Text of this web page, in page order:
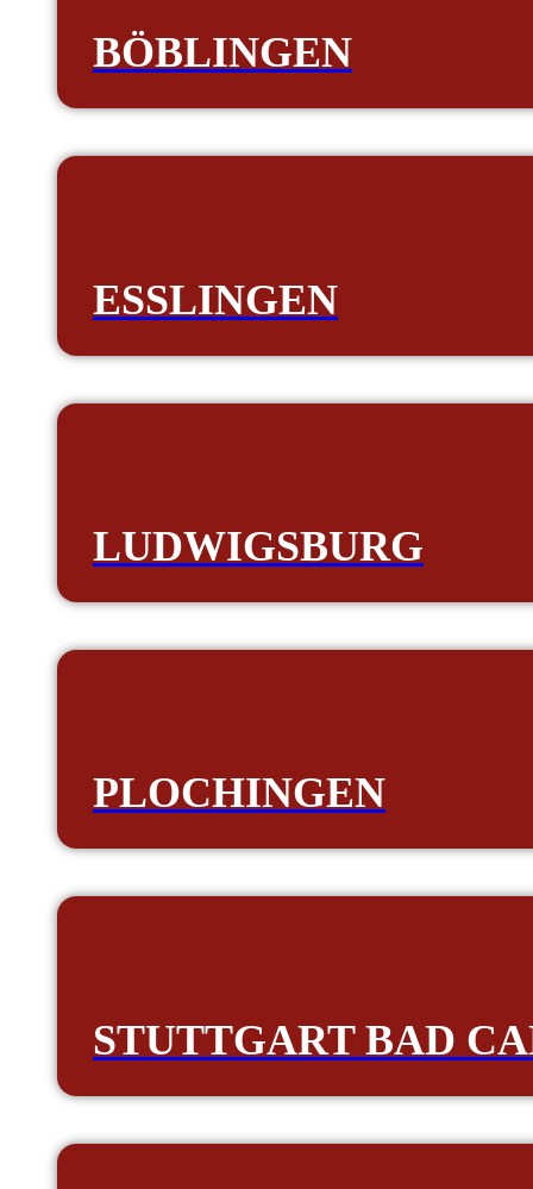
BÖBLINGEN
ESSLINGEN
LUDWIGSBURG
PLOCHINGEN
STUTTGART BAD